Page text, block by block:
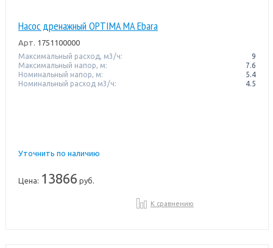
Насос дренажный OPTIMA MA Ebara
Арт. 1751100000
Максимальный расход, м3/ч:
9
Максимальный напор, м:
7.6
Номинальный напор, м:
5.4
Номинальный расход м3/ч:
4.5
Уточнить по наличию
Цена: 13866 руб.
К сравнению